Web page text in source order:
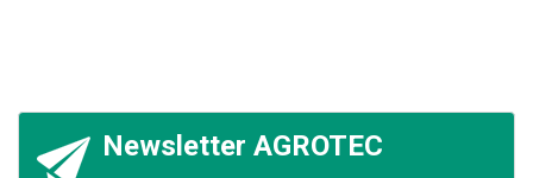
Newsletter AGROTEC